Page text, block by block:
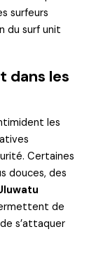
surfeurs
du surf unit
dans les
les
Certaines
douces, des
de
s’attaquer